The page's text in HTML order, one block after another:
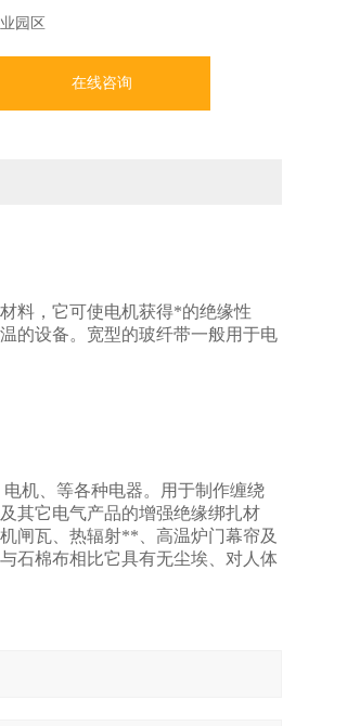
园区
在线咨询
料，它可使电机获得*的绝缘性
的设备。宽型的玻纤带一般用于电
机、等各种电器。用于制作缠绕
其它电气产品的增强绝缘绑扎材
闸瓦、热辐射**、高温炉门幕帘及
石棉布相比它具有无尘埃、对人体